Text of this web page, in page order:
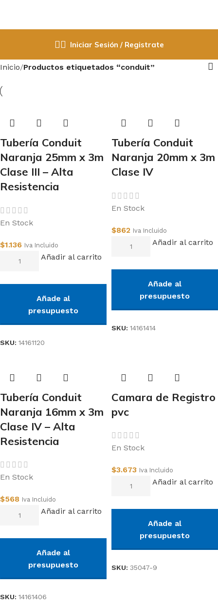
Iniciar Sesión / Registrate
Inicio Productos etiquetados “conduit”
Tubería Conduit
Naranja 25mm x 3m
Clase III – Alta
Resistencia
En Stock
$1.136 Iva Incluido
Añadir al carrito
Añade al
presupuesto
SKU: 14161120
Tubería Conduit
Naranja 20mm x 3m
Clase IV
En Stock
$862 Iva Incluido
Añadir al carrito
Añade al
presupuesto
SKU: 14161414
Tubería Conduit
Naranja 16mm x 3m
Clase IV – Alta
Resistencia
En Stock
$568 Iva Incluido
Añadir al carrito
Añade al
presupuesto
SKU: 14161406
Camara de Registro
pvc
En Stock
$3.673 Iva Incluido
Añadir al carrito
Añade al
presupuesto
SKU: 35047-9